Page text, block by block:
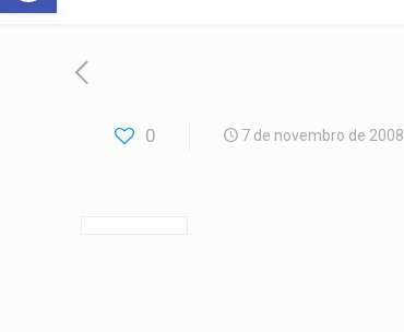
0 7 de novembro de 2008